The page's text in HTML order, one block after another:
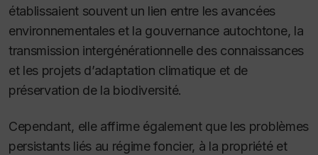
établissaient souvent un lien entre les avancées
environnementales et la gouvernance autochtone, la
transmission intergénérationnelle des connaissances
et les projets d’adaptation climatique et de
préservation de la biodiversité.
Cependant, elle affirme également que les problèmes
persistants liés au régime foncier, à la propriété et